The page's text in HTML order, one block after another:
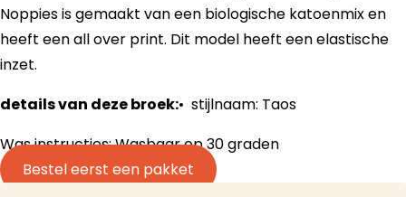
Noppies is gemaakt van een biologische katoenmix en
heeft een all over print. Dit model heeft een elastische
inzet.
details van deze broek:• stijlnaam: Taos
Was instructies: Wasbaar op 30 graden
Bestel eerst een pakket